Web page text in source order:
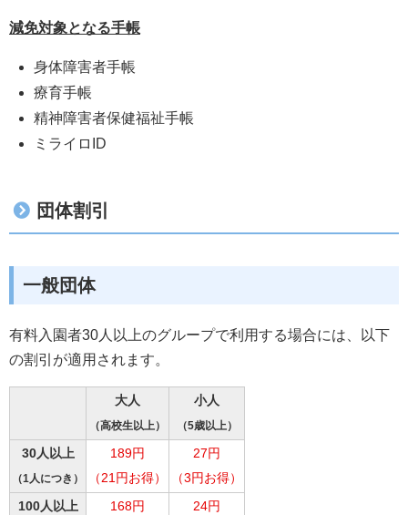
減免対象となる手帳
身体障害者手帳
療育手帳
精神障害者保健福祉手帳
ミライロID
団体割引
一般団体
有料入園者30人以上のグループで利用する場合には、以下
の割引が適用されます。
大人
（高校生以上）
小人
（5歳以上）
30人以上
（1人につき）
189円
（21円お得）
27円
（3円お得）
100人以上 168円 24円